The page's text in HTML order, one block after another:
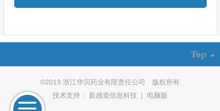
Top
©2019 浙江华贝药业有限责任公司 版权所有
技术支持： 新感觉信息科技 | 电脑版